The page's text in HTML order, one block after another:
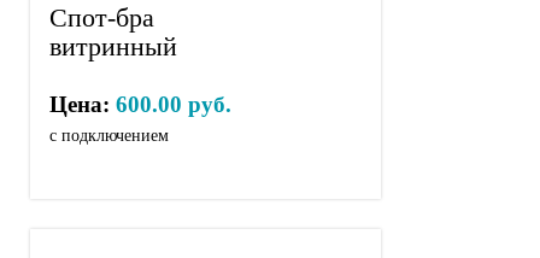
Спот-бра
витринный
Цена:600.00 руб.
с подключением